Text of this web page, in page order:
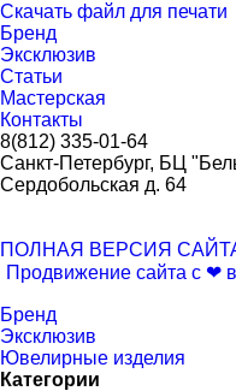
Скачать файл для печати
Бренд
Эксклюзив
Статьи
Мастерская
Контакты
8(812) 335-01-64
Санкт-Петербург, БЦ
Сердобольская д. 64
ПОЛНАЯ ВЕРСИЯ
Продвижение сайта с ❤
Бренд
Эксклюзив
Ювелирные изделия
Категории